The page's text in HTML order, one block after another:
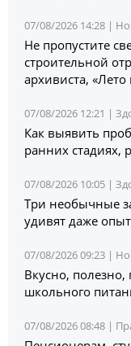
07/08/2026 14:28 |
Не пропустите
строительной
архивиста,
07/08/2026 12:21 |
Как выявить
ранних стадиях,
07/08/2026 10:05 |
Три необычные
удивят даже
07/08/2026 09:23 |
Вкусно,
школьного
07/08/2026 08:48 |